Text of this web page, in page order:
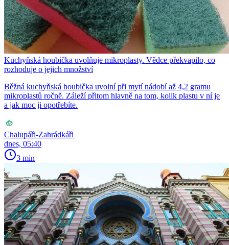
Kuchyňská houbička uvolňuje mikroplasty. Vědce překvapilo, co
rozhoduje o jejich množství
Běžná kuchyňská houbička uvolní při mytí nádobí až 4,2 gramu
mikroplastů ročně. Záleží přitom hlavně na tom, kolik plastu v ní je
a jak moc ji opotřebíte.
Chalupáři-Zahrádkáři
dnes, 05:40
3 min